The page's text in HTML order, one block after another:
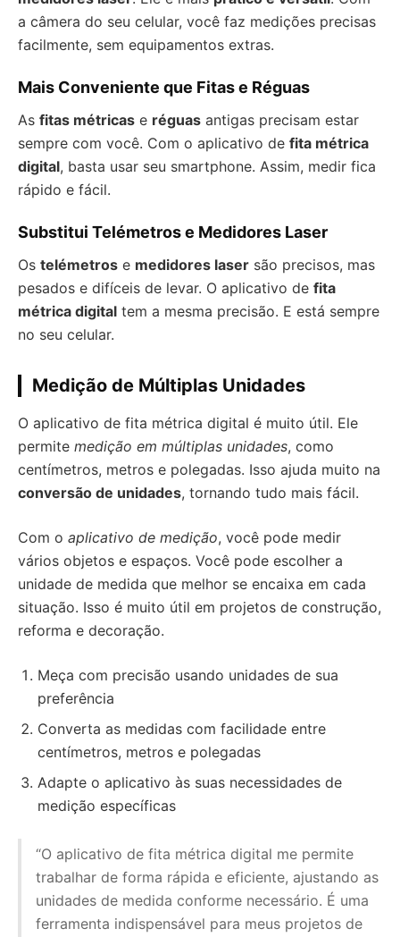
a câmera do seu celular, você faz medições precisas
facilmente, sem equipamentos extras.
Mais Conveniente que Fitas e Réguas
As fitas métricas e réguas antigas precisam estar
sempre com você. Com o aplicativo de fita métrica
digital, basta usar seu smartphone. Assim, medir fica
rápido e fácil.
Substitui Telémetros e Medidores Laser
Os telémetros e medidores laser são precisos, mas
pesados e difíceis de levar. O aplicativo de fita
métrica digital tem a mesma precisão. E está sempre
no seu celular.
Medição de Múltiplas Unidades
O aplicativo de fita métrica digital é muito útil. Ele
permite medição em múltiplas unidades, como
centímetros, metros e polegadas. Isso ajuda muito na
conversão de unidades, tornando tudo mais fácil.
Com o aplicativo de medição, você pode medir
vários objetos e espaços. Você pode escolher a
unidade de medida que melhor se encaixa em cada
situação. Isso é muito útil em projetos de construção,
reforma e decoração.
Meça com precisão usando unidades de sua
preferência
Converta as medidas com facilidade entre
centímetros, metros e polegadas
Adapte o aplicativo às suas necessidades de
medição específicas
“O aplicativo de fita métrica digital me permite
trabalhar de forma rápida e eficiente, ajustando as
unidades de medida conforme necessário. É uma
ferramenta indispensável para meus projetos de